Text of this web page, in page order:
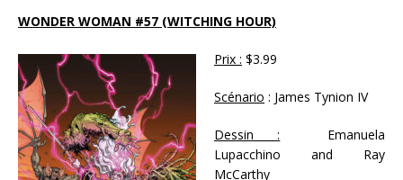
WONDER WOMAN #57 (WITCHING HOUR)
Prix : $3.99
Scénario : James Tynion IV
Dessin : Emanuela
Lupacchino and Ray
McCarthy